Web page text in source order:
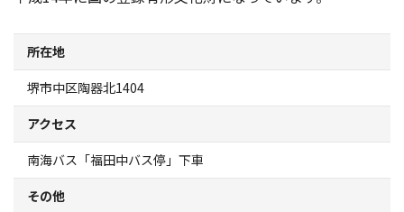
堺ナビ
ようこそ堺へ！
地図から探す
所在地
堺市中区陶器北1404
アクセス
南海バス「福田中バス停」下車
その他